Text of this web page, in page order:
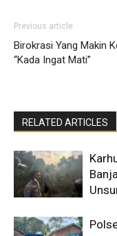
Previous article
Birokrasi Yang Makin
“Kada Ingat Mati”
RELATED ARTICLES